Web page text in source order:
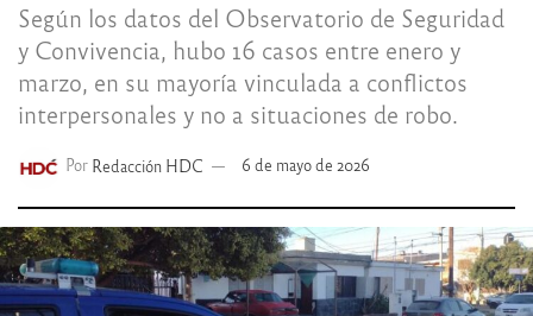
Según los datos del Observatorio de Seguridad
y Convivencia, hubo 16 casos entre enero y
marzo, en su mayoría vinculada a conflictos
interpersonales y no a situaciones de robo.
Por Redacción HDC 6 de mayo de 2026